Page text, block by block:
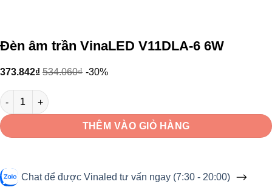
Đèn âm trần VinaLED V11DLA-6 6W
373.842₫ 534.060₫ -30%
Đèn âm trần VinaLED V11DLA-6 6W số lượng
THÊM VÀO GIỎ HÀNG
Chat để được Vinaled tư vấn ngay (7:30 - 20:00)